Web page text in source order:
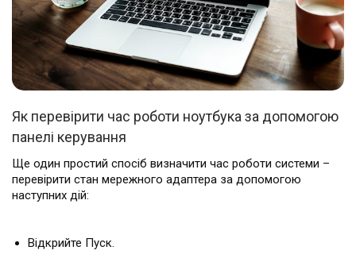
Як перевірити час роботи ноутбука за допомогою
панелі керування
Ще один простий спосіб визначити час роботи системи –
перевірити стан мережного адаптера за допомогою
наступних дій:
Відкрийте Пуск.